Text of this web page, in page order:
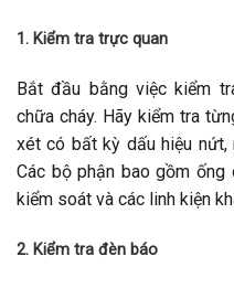
1. Kiểm tra trực quan
Bắt đầu bằng việc kiểm
chữa cháy. Hãy kiểm tra
xét có bất kỳ dấu hiệu nứt,
Các bộ phận bao gồm ống
kiểm soát và các linh kiện
2. Kiểm tra đèn báo